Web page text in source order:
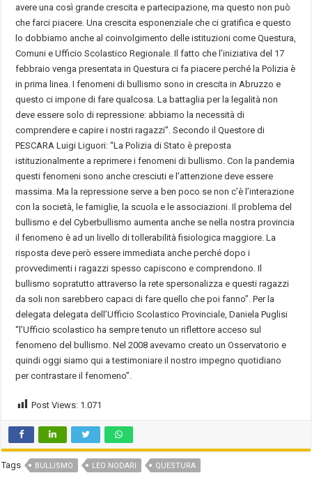
avere una così grande crescita e partecipazione, ma questo non può
che farci piacere. Una crescita esponenziale che ci gratifica e questo
lo dobbiamo anche al coinvolgimento delle istituzioni come Questura,
Comuni e Ufficio Scolastico Regionale. Il fatto che l’iniziativa del 17
febbraio venga presentata in Questura ci fa piacere perché la Polizia è
in prima linea. I fenomeni di bullismo sono in crescita in Abruzzo e
questo ci impone di fare qualcosa. La battaglia per la legalità non
deve essere solo di repressione: abbiamo la necessità di
comprendere e capire i nostri ragazzi”. Secondo il Questore di
PESCARA Luigi Liguori: “La Polizia di Stato è preposta
istituzionalmente a reprimere i fenomeni di bullismo. Con la pandemia
questi fenomeni sono anche cresciuti e l’attenzione deve essere
massima. Ma la repressione serve a ben poco se non c’è l’interazione
con la società, le famiglie, la scuola e le associazioni. Il problema del
bullismo e del Cyberbullismo aumenta anche se nella nostra provincia
il fenomeno è ad un livello di tollerabilità fisiologica maggiore. La
risposta deve però essere immediata anche perché dopo i
provvedimenti i ragazzi spesso capiscono e comprendono. Il
bullismo sopratutto attraverso la rete spersonalizza e questi ragazzi
da soli non sarebbero capaci di fare quello che poi fanno”. Per la
delegata delegata dell’Ufficio Scolastico Provinciale, Daniela Puglisi
“l’Ufficio scolastico ha sempre tenuto un riflettore acceso sul
fenomeno del bullismo. Nel 2008 avevamo creato un Osservatorio e
quindi oggi siamo qui a testimoniare il nostro impegno quotidiano
per contrastare il fenomeno”.
Post Views: 1.071
Tags BULLISMO LEO NODARI QUESTURA